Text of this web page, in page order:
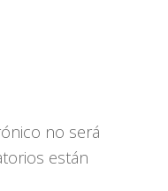
no será
están